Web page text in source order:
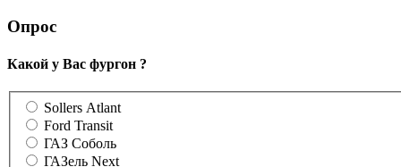
Опрос
Какой у Вас фургон ?
Sollers Atlant
Ford Transit
ГАЗ Соболь
ГАЗель Next